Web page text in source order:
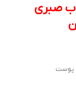
صبری
پوست